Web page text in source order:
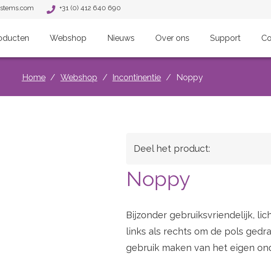
+31 (0) 412 640 690
Webshop Nieuws Over ons Support
Home / Webshop / Incontinentie / Noppy
Deel het product:
Noppy
Bijzonder gebruiksvriendelijk,
links als rechts om de pols
gebruik maken van het eigen